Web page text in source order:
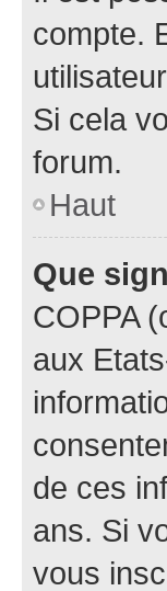
compte.
Si cela
forum.
Haut
Que
COPPA
aux
de ces
ans. Si
vous